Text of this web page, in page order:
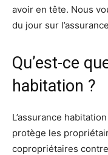
avoir en tête. Nous
du jour sur
Qu’est-ce
habitation ?
L’assurance
protège les
copropriétaires